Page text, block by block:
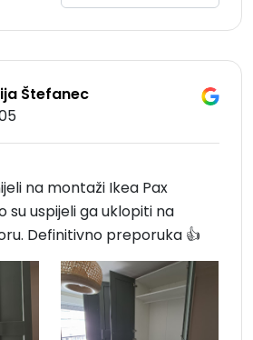
Štefanec
na montaži Ikea Pax
su uspijeli ga uklopiti na
Definitivno preporuka 👍